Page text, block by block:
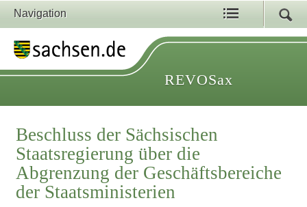
Navigation
REVOSax
Beschluss der Sächsischen
Staatsregierung über die
Abgrenzung der Geschäftsbereiche
der Staatsministerien